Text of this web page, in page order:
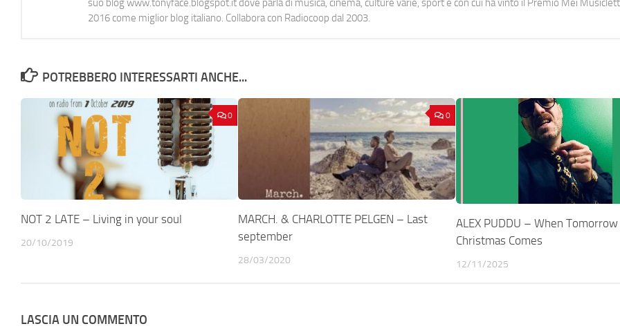
2016 come miglior blog italiano. Collabora con Radiocoop dal 2003.
POTREBBERO INTERESSARTI ANCHE...
0
NOT 2 LATE – Living in your soul
20/10/2019
0
MARCH. & CHARLOTTE PELGEN – Last
september
28/03/2020
ALEX PUDDU – When Tomorrow
Christmas Comes
12/11/2025
LASCIA UN COMMENTO